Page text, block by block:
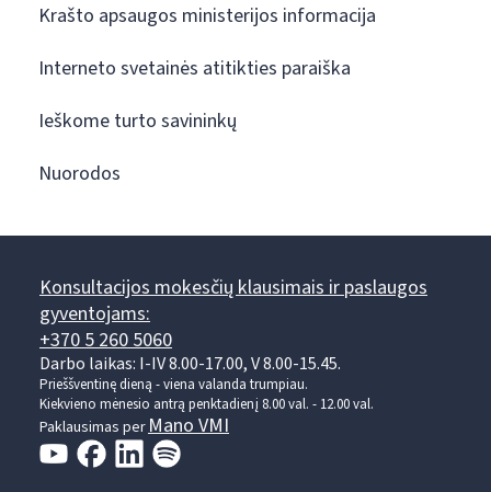
Krašto apsaugos ministerijos informacija
Interneto svetainės atitikties paraiška
Ieškome turto savininkų
Nuorodos
Konsultacijos mokesčių klausimais ir paslaugos
gyventojams:
+370 5 260 5060
Darbo laikas: I-IV 8.00-17.00, V 8.00-15.45.
Prieššventinę dieną - viena valanda trumpiau.
Kiekvieno mėnesio antrą penktadienį 8.00 val. - 12.00 val.
Paklausimas per Mano VMI